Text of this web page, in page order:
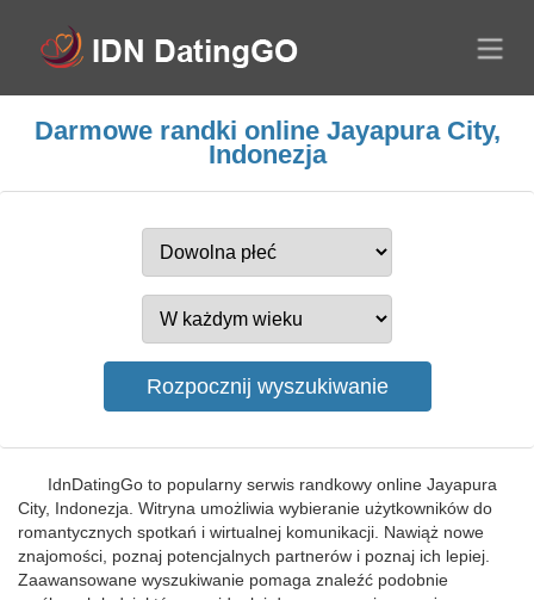
Darmowe randki online Jayapura City,
Indonezja
IdnDatingGo to popularny serwis randkowy online Jayapura
City, Indonezja. Witryna umożliwia wybieranie użytkowników do
romantycznych spotkań i wirtualnej komunikacji. Nawiąż nowe
znajomości, poznaj potencjalnych partnerów i poznaj ich lepiej.
Zaawansowane wyszukiwanie pomaga znaleźć podobnie